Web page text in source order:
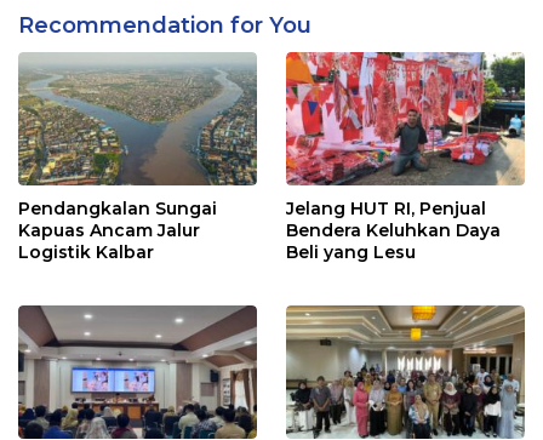
Recommendation for You
Pendangkalan Sungai
Kapuas Ancam Jalur
Logistik Kalbar
Jelang HUT RI, Penjual
Bendera Keluhkan Daya
Beli yang Lesu